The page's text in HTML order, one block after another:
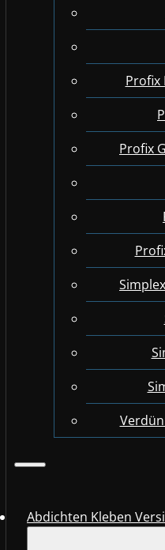
Profix
Profix
Abdichten Kleben